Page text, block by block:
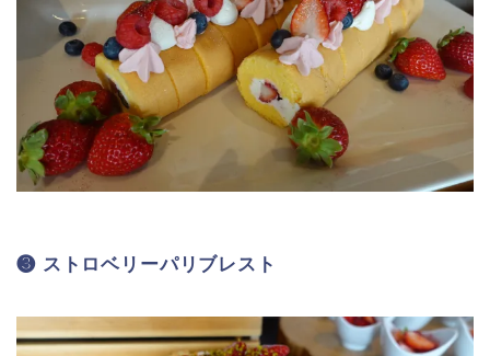
❸ ストロベリーパリブレスト